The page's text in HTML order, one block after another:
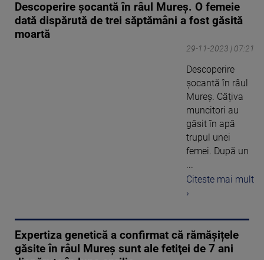
Descoperire șocantă în râul Mureș. O femeie
dată dispărută de trei săptămâni a fost găsită
moartă
29-11-2023 | 07:21
Descoperire
șocantă în râul
Mureș. Câțiva
muncitori au
găsit în apă
trupul unei
femei. După un
...
Citeste mai mult
›
Expertiza genetică a confirmat că rămășițele
găsite în râul Mureş sunt ale fetiţei de 7 ani